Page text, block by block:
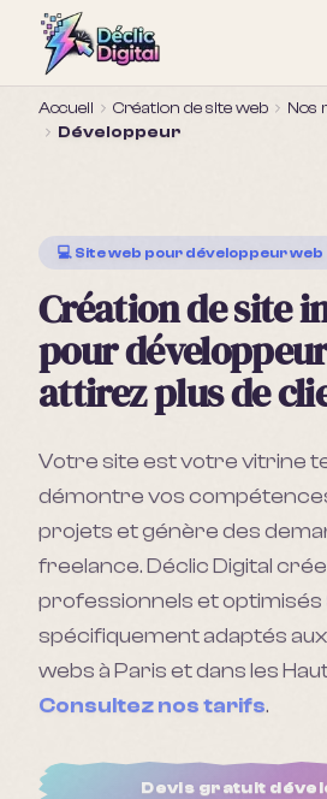
Accueil Création de site web
Nos
Développeur
💻 Site web pour développeur web
Création de site
pour
attirez plus de
Votre site est votre vitrine
démontre vos
projets et génère des
freelance.Déclic Digital
professionnels et optimisés
spécifiquement adaptés aux
webs à Paris et dans les
Consultez nos tarifs.
Devis gratuit